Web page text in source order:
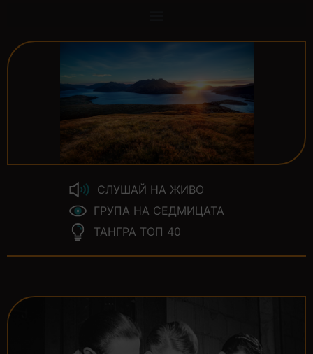
СЛУШАЙ НА ЖИВО
ГРУПА НА СЕДМИЦАТА
ТАНГРА ТОП 40